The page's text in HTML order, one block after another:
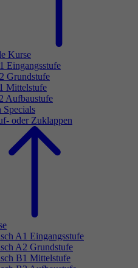
Kurse
Eingangsstufe
Grundstufe
Mittelstufe
Aufbaustufe
Specials
oder Zuklappen
A1 Eingangsstufe
A2 Grundstufe
B1 Mittelstufe